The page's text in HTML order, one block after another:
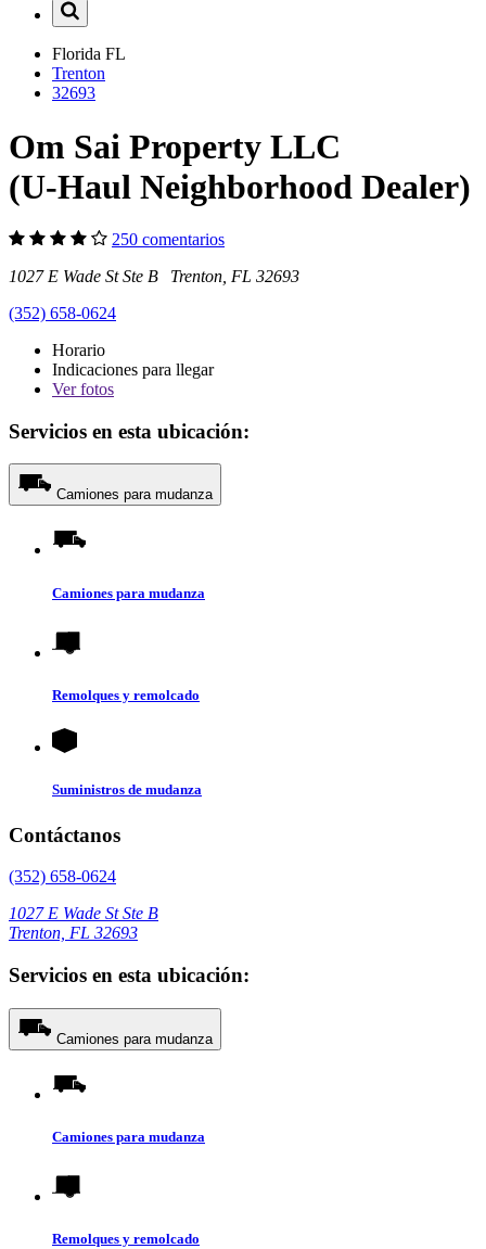
Florida FL
Trenton
32693
Om Sai Property LLC
(U-Haul Neighborhood Dealer)
250 comentarios
1027 E Wade St Ste B Trenton, FL 32693
(352) 658-0624
Horario
Indicaciones para llegar
Verfotos
Servicios en esta ubicación:
Camiones para mudanza
Camiones para mudanza
Remolques y remolcado
Suministros de mudanza
Contáctanos
(352) 658-0624
1027 E Wade St Ste B
Trenton, FL 32693
Servicios en esta ubicación:
Camiones para mudanza
Camiones para mudanza
Remolques y remolcado